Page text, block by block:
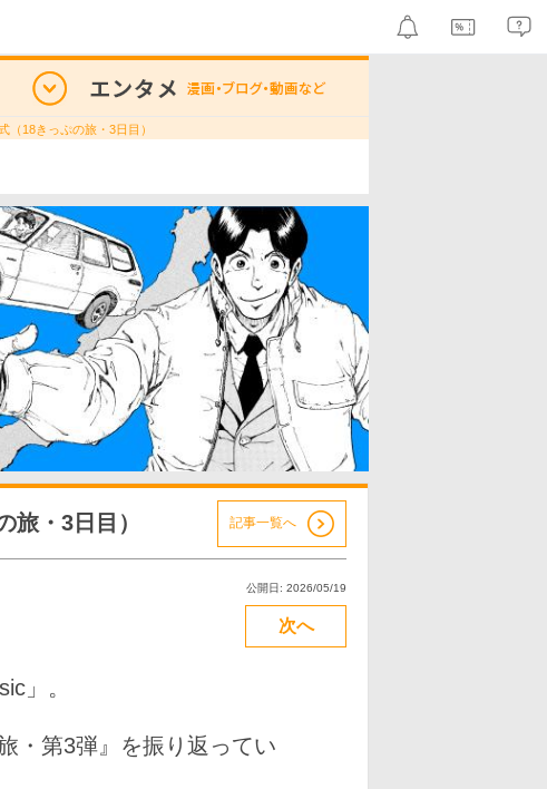
（18きっぷの旅・3日目）
旅・3日目） 記事一覧へ
公開日: 2026/05/19
次へ
」。
・第3弾』を振り返ってい